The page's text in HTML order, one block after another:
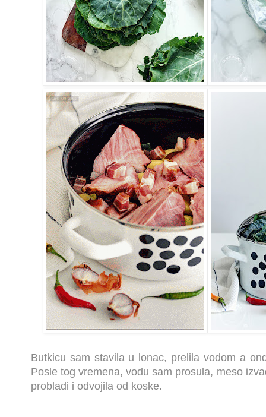
Butkicu sam stavila u lonac, prelila vodom a
Posle tog vremena, vodu sam prosula, meso
probladi i odvojila od koske.